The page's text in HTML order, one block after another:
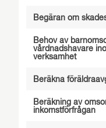
Begäran om
Behov av
vårdnadshavare
verksamhet
Beräkna
Beräkning av
inkomstförfrågan